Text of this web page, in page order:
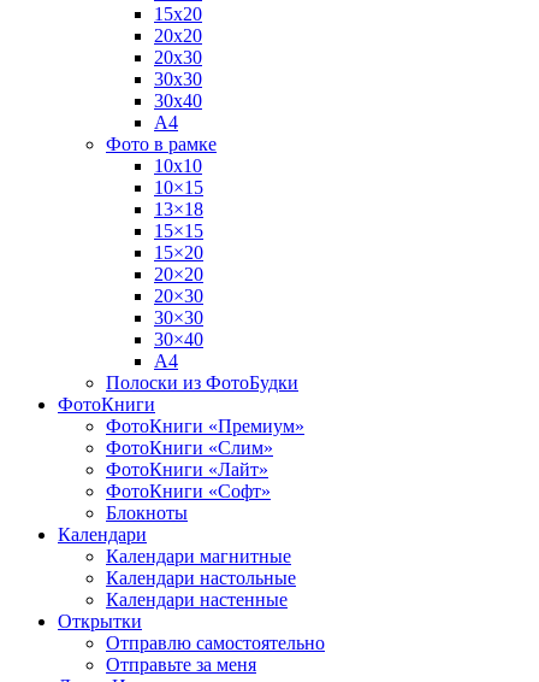
15х20
20х20
20х30
30х30
30х40
А4
Фото в рамке
10х10
10×15
13×18
15×15
15×20
20×20
20×30
30×30
30×40
A4
Полоски из ФотоБудки
ФотоКниги
ФотоКниги «Премиум»
ФотоКниги «Слим»
ФотоКниги «Лайт»
ФотоКниги «Софт»
Блокноты
Календари
Календари магнитные
Календари настольные
Календари настенные
Открытки
Отправлю самостоятельно
Отправьте за меня